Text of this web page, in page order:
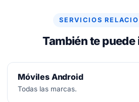
SERVICIOS
También te
Móviles Android
Todas las marcas.